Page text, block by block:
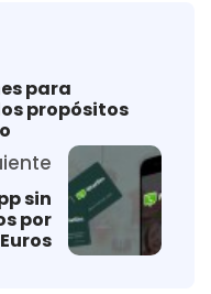
para
propósitos
sin
por